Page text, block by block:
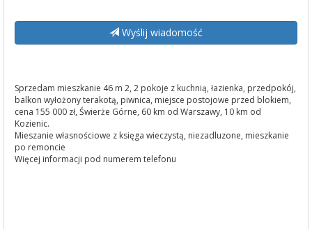
Wyślij wiadomość
Sprzedam mieszkanie 46 m 2, 2 pokoje z kuchnią, łazienka, przedpokój,
balkon wyłożony terakotą, piwnica, miejsce postojowe przed blokiem,
cena 155 000 zł, Świerże Górne, 60 km od Warszawy, 10 km od
Kozienic.
Mieszanie własnościowe z księga wieczystą, niezadluzone, mieszkanie
po remoncie
Więcej informacji pod numerem telefonu